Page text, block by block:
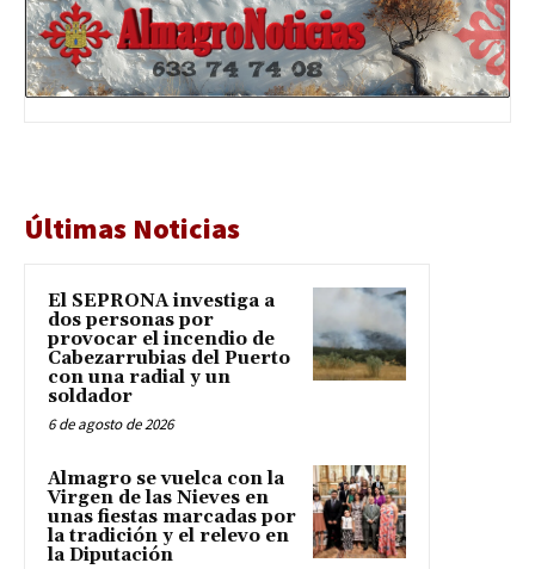
Últimas Noticias
El SEPRONA investiga a
dos personas por
provocar el incendio de
Cabezarrubias del Puerto
con una radial y un
soldador
6 de agosto de 2026
Almagro se vuelca con la
Virgen de las Nieves en
unas fiestas marcadas por
la tradición y el relevo en
la Diputación